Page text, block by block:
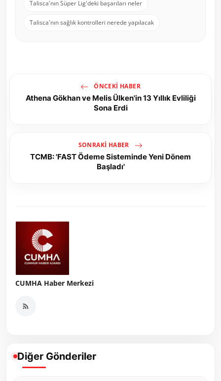
Talisca'nın Süper Lig'deki başarıları neler
Talisca'nın sağlık kontrolleri nerede yapılacak
ÖNCEKI HABER
Athena Gökhan ve Melis Ülken'in 13 Yıllık Evliliği
Sona Erdi
SONRAKI HABER
TCMB: 'FAST Ödeme Sisteminde Yeni Dönem
Başladı'
CUMHA Haber Merkezi
Diğer Gönderiler